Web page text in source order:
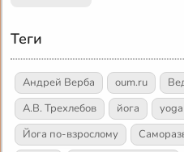
Теги
Андрей Верба oum.ru
А.В. Трехлебов
йога yoga
Йога по-взрослому